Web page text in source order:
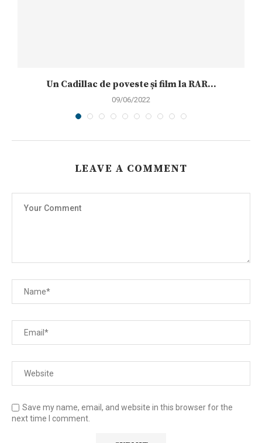
Un Cadillac de poveste și film la RAR...
09/06/2022
LEAVE A COMMENT
Save my name, email, and website in this browser for the
next time I comment.